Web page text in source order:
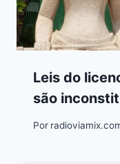
Leis do
são
Por